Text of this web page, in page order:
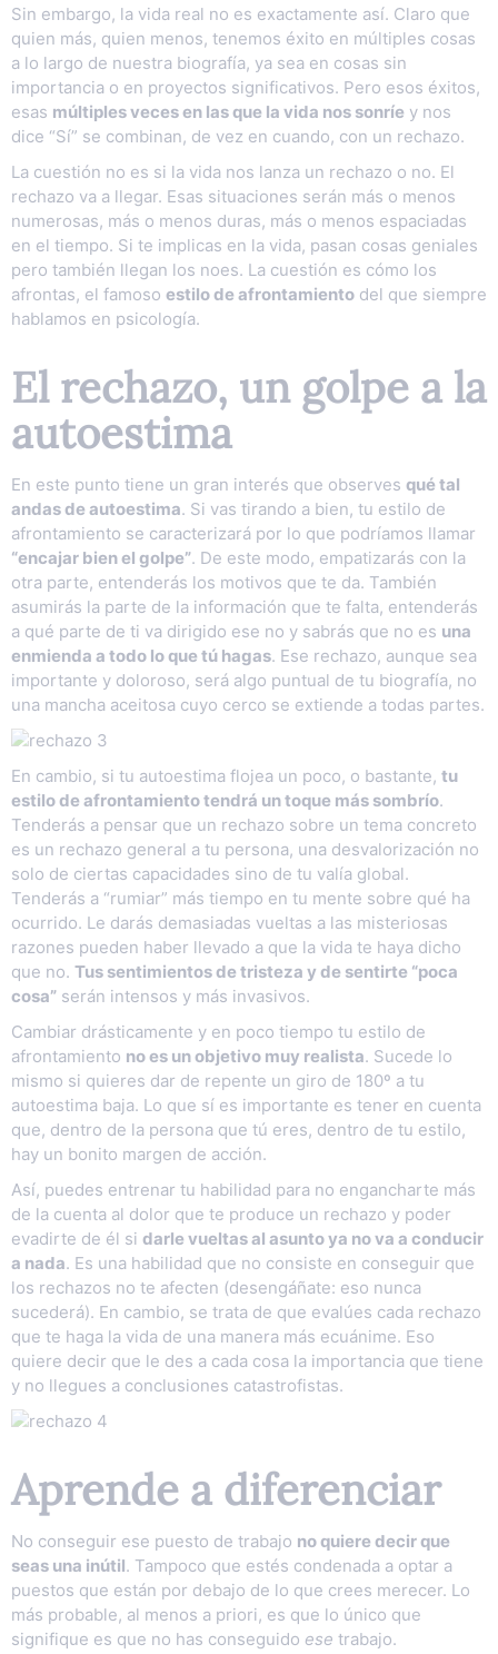
Sin embargo, la vida real no es exactamente así. Claro que
quien más, quien menos, tenemos éxito en múltiples cosas
a lo largo de nuestra biografía, ya sea en cosas sin
importancia o en proyectos significativos. Pero esos éxitos,
esas múltiples veces en las que la vida nos sonríe y nos
dice “Sí” se combinan, de vez en cuando, con un rechazo.
La cuestión no es si la vida nos lanza un rechazo o no. El
rechazo va a llegar. Esas situaciones serán más o menos
numerosas, más o menos duras, más o menos espaciadas
en el tiempo. Si te implicas en la vida, pasan cosas geniales
pero también llegan los noes. La cuestión es cómo los
afrontas, el famoso estilo de afrontamiento del que siempre
hablamos en psicología.
El rechazo, un golpe a la
autoestima
En este punto tiene un gran interés que observes qué tal
andas de autoestima. Si vas tirando a bien, tu estilo de
afrontamiento se caracterizará por lo que podríamos llamar
“encajar bien el golpe”. De este modo, empatizarás con la
otra parte, entenderás los motivos que te da. También
asumirás la parte de la información que te falta, entenderás
a qué parte de ti va dirigido ese no y sabrás que no es una
enmienda a todo lo que tú hagas. Ese rechazo, aunque sea
importante y doloroso, será algo puntual de tu biografía, no
una mancha aceitosa cuyo cerco se extiende a todas partes.
En cambio, si tu autoestima flojea un poco, o bastante, tu
estilo de afrontamiento tendrá un toque más sombrío.
Tenderás a pensar que un rechazo sobre un tema concreto
es un rechazo general a tu persona, una desvalorización no
solo de ciertas capacidades sino de tu valía global.
Tenderás a “rumiar” más tiempo en tu mente sobre qué ha
ocurrido. Le darás demasiadas vueltas a las misteriosas
razones pueden haber llevado a que la vida te haya dicho
que no. Tus sentimientos de tristeza y de sentirte “poca
cosa” serán intensos y más invasivos.
Cambiar drásticamente y en poco tiempo tu estilo de
afrontamiento no es un objetivo muy realista. Sucede lo
mismo si quieres dar de repente un giro de 180º a tu
autoestima baja. Lo que sí es importante es tener en cuenta
que, dentro de la persona que tú eres, dentro de tu estilo,
hay un bonito margen de acción.
Así, puedes entrenar tu habilidad para no engancharte más
de la cuenta al dolor que te produce un rechazo y poder
evadirte de él si darle vueltas al asunto ya no va a conducir
a nada. Es una habilidad que no consiste en conseguir que
los rechazos no te afecten (desengáñate: eso nunca
sucederá). En cambio, se trata de que evalúes cada rechazo
que te haga la vida de una manera más ecuánime. Eso
quiere decir que le des a cada cosa la importancia que tiene
y no llegues a conclusiones catastrofistas.
Aprende a diferenciar
No conseguir ese puesto de trabajo no quiere decir que
seas una inútil. Tampoco que estés condenada a optar a
puestos que están por debajo de lo que crees merecer. Lo
más probable, al menos a priori, es que lo único que
signifique es que no has conseguido ese trabajo.